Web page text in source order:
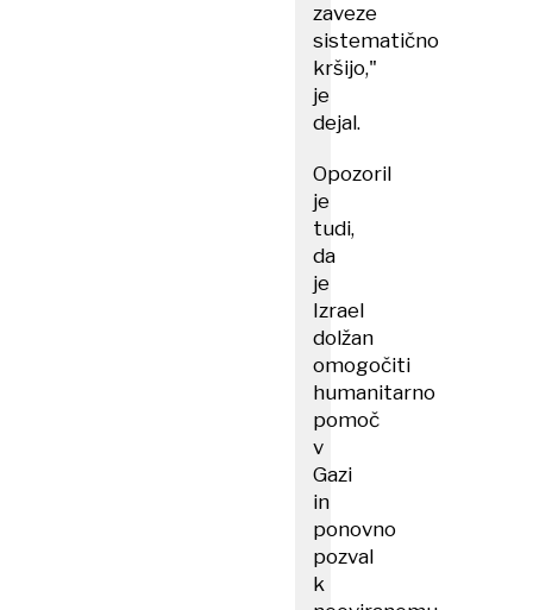
zaveze
sistematično
kršijo,"
je
dejal.
Opozoril
je
tudi,
da
je
Izrael
dolžan
omogočiti
humanitarno
pomoč
v
Gazi
in
ponovno
pozval
k